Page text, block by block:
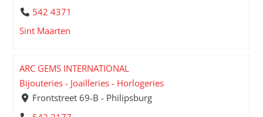
542 4371
Sint Maarten
ARC GEMS INTERNATIONAL
Bijouteries - Joailleries - Horlogeries
Frontstreet 69-B - Philipsburg